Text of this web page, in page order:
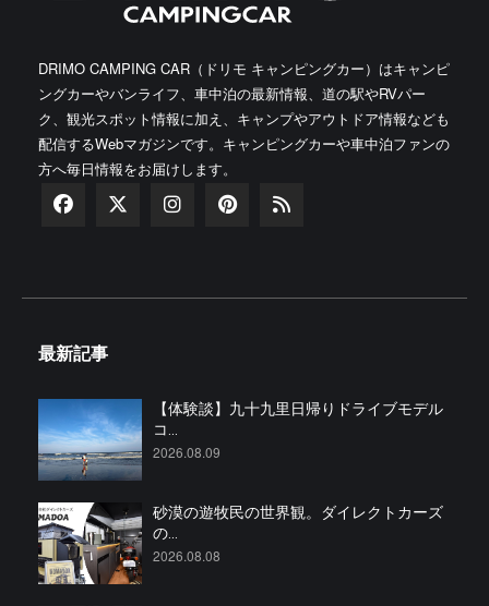
DRIMO CAMPING CAR（ドリモ キャンピングカー）はキャンピ
ングカーやバンライフ、車中泊の最新情報、道の駅やRVパー
ク、観光スポット情報に加え、キャンプやアウトドア情報なども
配信するWebマガジンです。キャンピングカーや車中泊ファンの
方へ毎日情報をお届けします。
最新記事
【体験談】九十九里日帰りドライブモデル
コ...
2026.08.09
砂漠の遊牧民の世界観。ダイレクトカーズ
の...
2026.08.08